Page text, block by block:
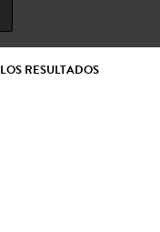
RESULTADOS